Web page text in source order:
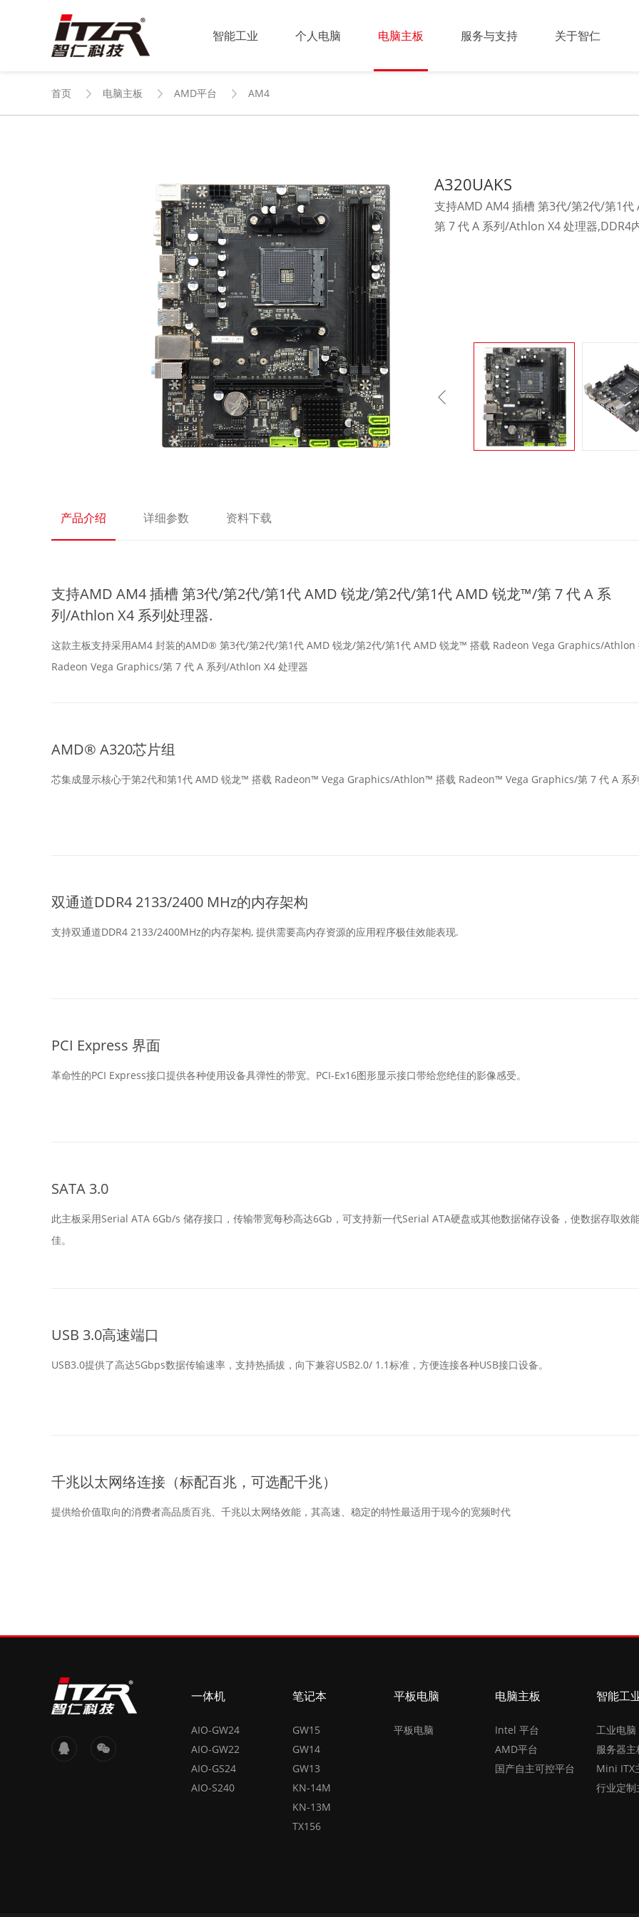
智能工业 个人电脑 电脑主板 服务与支持 关于智仁
首页 电脑主板 AMD平台 AM4
A320UAKS
支持AMD AM4 插槽 第3代/第2代/第1
第 7 代 A 系列/Athlon X4 处理器,DDR4
产品介绍 详细参数 资料下载
支持AMD AM4 插槽 第3代/第2代/第1代 AMD 锐龙/第2代/第1代 AMD 锐龙™/第 7 代 A 系
列/Athlon X4 系列处理器.
这款主板支持采用AM4 封装的AMD® 第3代/第2代/第1代 AMD 锐龙/第2代/第1代 AMD 锐龙™ 搭载 Radeon Vega Graphics/Athlon
Radeon Vega Graphics/第 7 代 A 系列/Athlon X4 处理器
AMD® A320芯片组
芯集成显示核心于第2代和第1代 AMD 锐龙™ 搭载 Radeon™ Vega Graphics/Athlon™ 搭载 Radeon™ Vega Graphics/第 7 代 A 系
双通道DDR4 2133/2400 MHz的内存架构
支持双通道DDR4 2133/2400MHz的内存架构, 提供需要高内存资源的应用程序极佳效能表现.
PCI Express 界面
革命性的PCI Express接口提供各种使用设备具弹性的带宽。PCI-Ex16图形显示接口带给您绝佳的影像感受。
SATA 3.0
此主板采用Serial ATA 6Gb/s 储存接口，传输带宽每秒高达6Gb，可支持新一代Serial ATA硬盘或其他数据储存设备，使数据存取效
佳。
USB 3.0高速端口
USB3.0提供了高达5Gbps数据传输速率，支持热插拔，向下兼容USB2.0/ 1.1标准，方便连接各种USB接口设备。
千兆以太网络连接（标配百兆，可选配千兆）
提供给价值取向的消费者高品质百兆、千兆以太网络效能，其高速、稳定的特性最适用于现今的宽频时代
一体机
AIO-GW24
AIO-GW22
AIO-GS24
AIO-S240
笔记本
GW15
GW14
GW13
KN-14M
KN-13M
TX156
平板电脑
平板电脑
电脑主板
Intel 平台
AMD平台
国产自主可控平台
智能工
工业电脑
服务器主
Mini ITX
行业定制